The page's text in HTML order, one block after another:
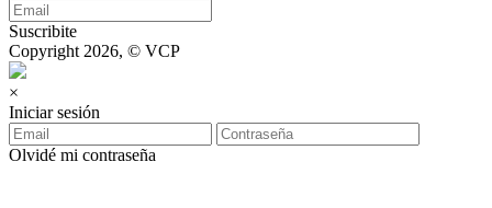
Suscribite
Copyright 2026, © VCP
×
Iniciar sesión
Olvidé mi contraseña